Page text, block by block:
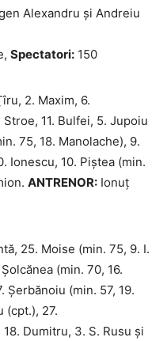
Alexandru şi Andreiu
Spectatori: 150
2. Maxim, 6.
11. Bulfei, 5. Jupoiu
75, 18. Manolache), 9.
Ionescu, 10. Piştea (min.
ANTRENOR: Ionuţ
25. Moise (min. 75, 9. I.
(min. 70, 16.
Şerbănoiu (min. 57, 19.
(cpt.), 27.
18. Dumitru, 3. S. Rusu şi